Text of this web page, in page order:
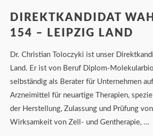
DIREKTKANDIDAT
154 – LEIPZIG LAND
Dr. Christian Toloczyki ist unser
Land. Er ist von Beruf Diplom-
selbständig als Berater für Unternehmen
Arzneimittel für neuartige Therapien,
der Herstellung, Zulassung und Prüfung
Wirksamkeit von Zell- und Gentherapie, …